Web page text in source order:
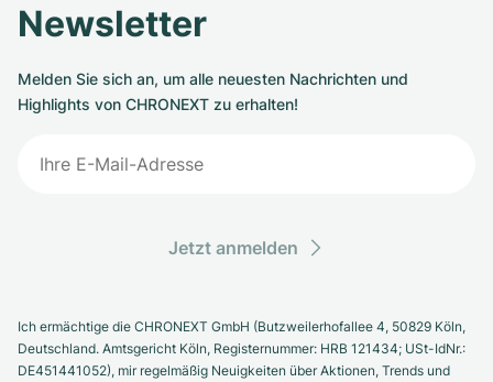
Newsletter
Melden Sie sich an, um alle neuesten Nachrichten und
Highlights von CHRONEXT zu erhalten!
Jetzt anmelden
Ich ermächtige die CHRONEXT GmbH (Butzweilerhofallee 4, 50829 Köln,
Deutschland. Amtsgericht Köln, Registernummer: HRB 121434; USt-IdNr.:
DE451441052), mir regelmäßig Neuigkeiten über Aktionen, Trends und